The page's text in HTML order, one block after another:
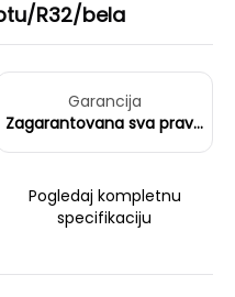
R32/bela
Garancija
Zagarantovana sva prava
potrošača
Pogledaj kompletnu
specifikaciju